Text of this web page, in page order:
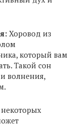
Хоровод из
который вам
Такой сон
волнения,